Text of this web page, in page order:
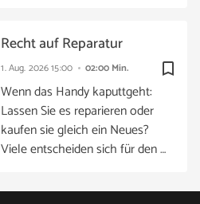
bookmark_border
1. Aug. 202615:00 02:00 Min.
Recht auf Reparatur
Wenn das Handy kaputtgeht:
Lassen Sie es reparieren oder
kaufen sie gleich ein Neues?
Viele entscheiden sich für den …